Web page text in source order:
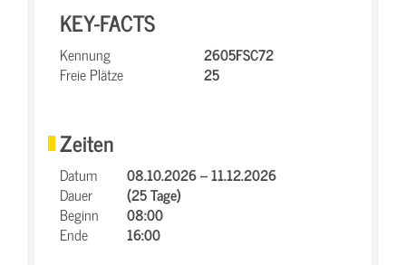
KEY-FACTS
Kennung
2605FSC72
Freie Plätze
25
Zeiten
Datum
08.10.2026 – 11.12.2026
Dauer
(25 Tage)
Beginn
08:00
Ende
16:00